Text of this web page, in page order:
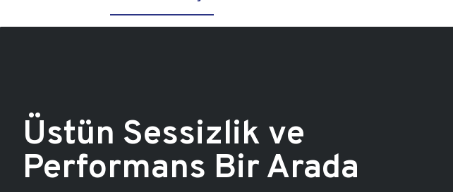
Üstün Sessizlik ve
Performans Bir Arada